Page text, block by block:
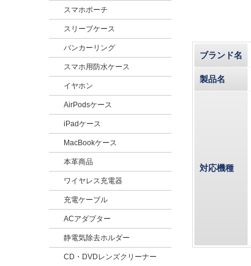
スマホポーチ
スリーブケース
バンカーリング
スマホ用防水ケース
イヤホン
AirPodsケース
iPadケース
MacBookケース
本革商品
ワイヤレス充電器
充電ケーブル
ACアダプター
静電気除去ホルダー
CD・DVDレンズクリーナー
ブランド名
製品名
対応機種